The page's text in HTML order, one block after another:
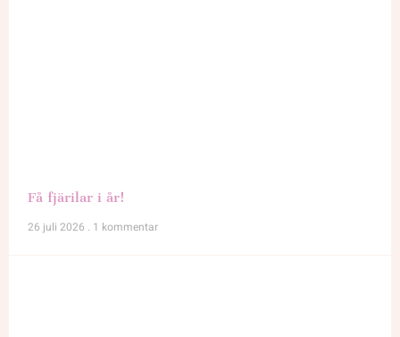
Få fjärilar i år!
26 juli 2026
1 kommentar